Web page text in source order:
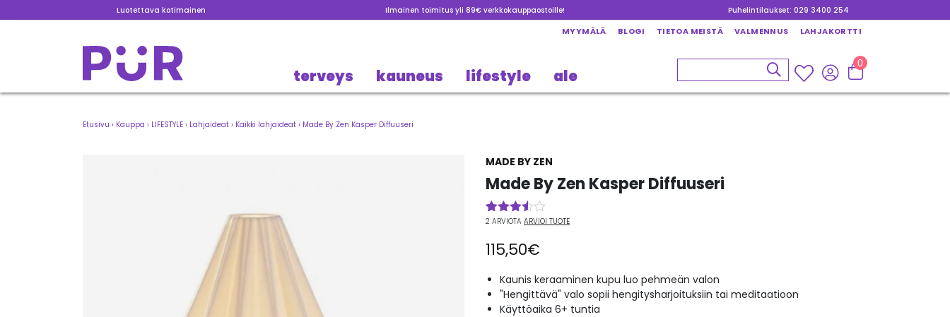
Luotettava kotimainen Ilmainen toimitus yli 89€ verkkokauppaostoille! Puhelintilaukset: 029 3400 254
MYYMÄLÄ BLOGI TIETOA MEISTÄ VALMENNUS LAHJAKORTTI
terveys kauneus lifestyle ale
0
Etusivu › Kauppa › LIFESTYLE › Lahjaideat › Kaikki lahjaideat › Made By Zen Kasper Diffuuseri
MADE BY ZEN
Made By Zen Kasper Diffuuseri
Arvio
5:stä
perustuen
2
arvotukseen.
2 ARVIOTA ARVIOI TUOTE
115,50€
Kaunis keraaminen kupu luo pehmeän valon
"Hengittävä" valo sopii hengitysharjoituksiin tai meditaatioon
Käyttöaika 6+ tuntia